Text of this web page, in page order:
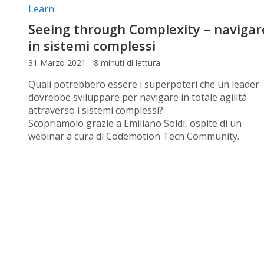
Categorie articolo:
Learn
Seeing through Complexity –
in sistemi complessi
31 Marzo 2021 - 8 minuti di lettura
Quali potrebbero essere i superpoteri che un leader
dovrebbe sviluppare per navigare in totale agilità
attraverso i sistemi complessi?
Scopriamolo grazie a Emiliano Soldi, ospite di un
webinar a cura di Codemotion Tech Community.